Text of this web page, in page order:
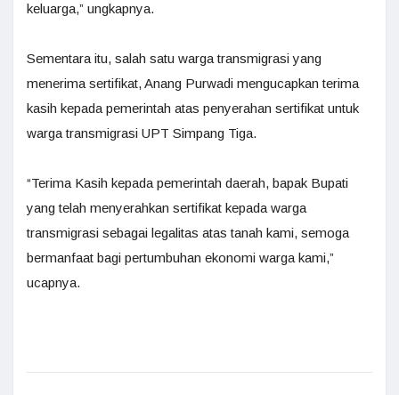
keluarga,” ungkapnya.
Sementara itu, salah satu warga transmigrasi yang
menerima sertifikat, Anang Purwadi mengucapkan terima
kasih kepada pemerintah atas penyerahan sertifikat untuk
warga transmigrasi UPT Simpang Tiga.
“Terima Kasih kepada pemerintah daerah, bapak Bupati
yang telah menyerahkan sertifikat kepada warga
transmigrasi sebagai legalitas atas tanah kami, semoga
bermanfaat bagi pertumbuhan ekonomi warga kami,”
ucapnya.